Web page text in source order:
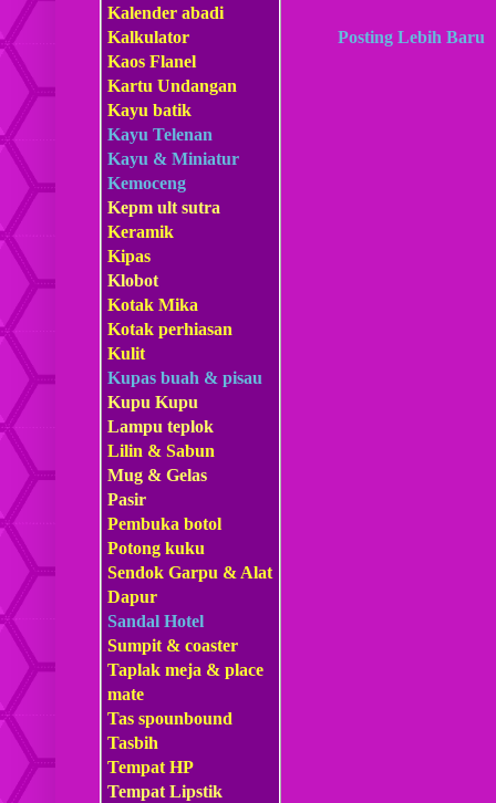
Posting Lebih Baru
Kalender abadi
Kalkulator
Kaos Flanel
Kartu Undangan
Kayu batik
Kayu Telenan
Kayu & Miniatur
Kemoceng
Kepm ult sutra
Keramik
Kipas
Klobot
Kotak Mika
Kotak perhiasan
Kulit
Kupas buah & pisau
Kupu Kupu
Lampu teplok
Lilin & Sabun
Mug & Gelas
Pasir
Pembuka botol
Potong kuku
Sendok Garpu & Alat
Dapur
Sandal Hotel
Sumpit & coaster
Taplak meja & place
mate
Tas spounbound
Tasbih
Tempat HP
Tempat Lipstik